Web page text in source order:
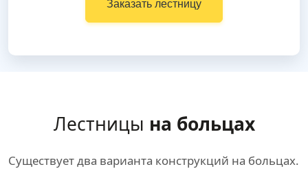
Заказать лестницу
Лестницы на больцах
Существует два варианта конструкций на больцах.